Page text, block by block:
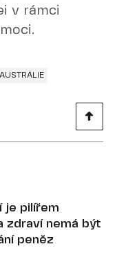
v rámci
je pilířem
zdraví nemá být
peněz